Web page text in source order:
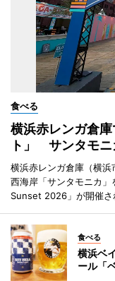
食べる
横浜赤レンガ倉
ト」 サンタモ
横浜赤レンガ倉庫（横浜
西海岸「サンタモニカ
Sunset 2026」が開催さ
食べる
横浜ベ
ール「